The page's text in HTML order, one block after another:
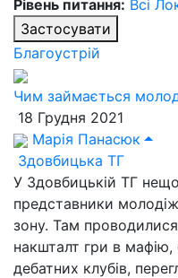
Рівень питання: Всі
Застосувати
Благоустрій
Чим займається
18 Грудня 2021
Марія Панасюк
Здовбицька ТГ
У Здовбицькій ТГ
представники
зону. Там проводилися
накшталт гри в мафію,
дебатних клубів,